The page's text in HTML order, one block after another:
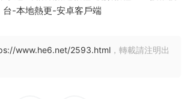
www.he6.net/2593.html ，轉載請注明出